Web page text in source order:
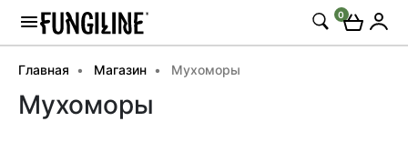
0
Главная Магазин Мухоморы
Мухоморы